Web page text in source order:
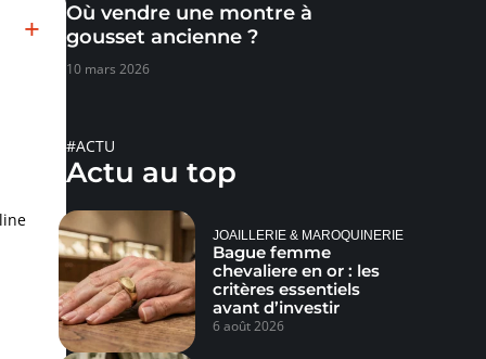
Où vendre une montre à
gousset ancienne ?
10 mars 2026
#ACTU
Actu au top
JOAILLERIE & MAROQUINERIE
Bague femme
chevaliere en or : les
critères essentiels
avant d’investir
6 août 2026